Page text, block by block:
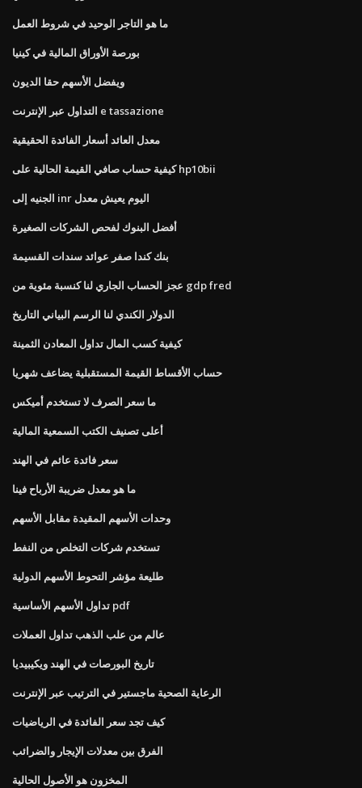
ما هو التاجر الوحيد في شروط العمل
بورصة الأوراق المالية في كينيا
ويفضل الأسهم حقا الديون
التداول عبر الإنترنت e tassazione
معدل العائد أسعار الفائدة الحقيقية
كيفية حساب صافي القيمة الحالية على hp10bii
الجنيه إلى inr اليوم يعيش معدل
أفضل البنوك لفحص الشركات الصغيرة
بنك كندا صفر عوائد سندات القسيمة
عجز الحساب الجاري لنا كنسبة مئوية من gdp fred
الدولار الكندي لنا الرسم البياني التاريخ
كيفية كسب المال تداول المعادن الثمينة
حساب الأقساط القيمة المستقبلية يضاعف شهريا
ما سعر الصرف لا تستخدم أميكس
أعلى تصنيف الكتب السمعية المالية
سعر فائدة عائم في الهند
ما هو معدل ضريبة الأرباح فينا
وحدات الأسهم المقيدة مقابل الأسهم
تستخدم شركات التخلص من النفط
طليعة مؤشر التحوط الأسهم الدولية
تداول الأسهم الأساسية pdf
عالم من علب الذهب تداول العملات
تاريخ البورصات في الهند ويكيبيديا
الرعاية الصحية ماجستير في الترتيب عبر الإنترنت
كيف تجد سعر الفائدة في الرياضيات
الفرق بين معدلات الإيجار والضرائب
المخزون هو الأصول الحالية